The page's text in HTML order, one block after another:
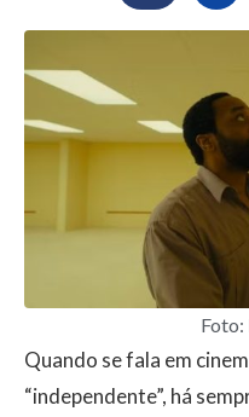
Foto:
Quando se fala em
“independente”, há